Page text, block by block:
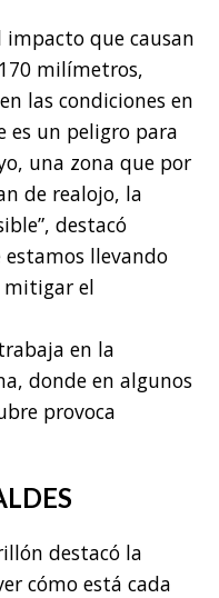
impacto que causan
milímetros,
las condiciones en
es un peligro para
una zona que por
de realojo, la
destacó
llevando
mitigar el
en la
donde en algunos
provoca
destacó la
cómo está cada